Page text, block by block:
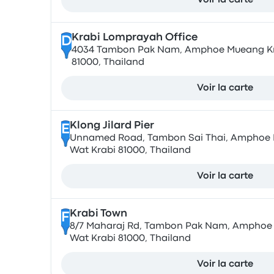
DKrabi Lomprayah Office
4034 Tambon Pak Nam, Amphoe Mueang
81000, Thailand
Voir la carte
E Klong Jilard Pier
Unnamed Road, Tambon Sai Thai, Amphoe
Wat Krabi 81000, Thailand
Voir la carte
F Krabi Town
8/7 Maharaj Rd, Tambon Pak Nam,
Wat Krabi 81000, Thailand
Voir la carte